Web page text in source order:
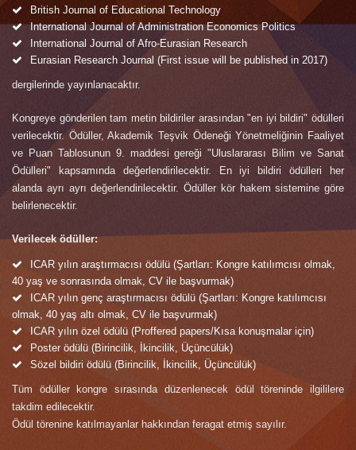
British Journal of Educational Technology
International Journal of Administration Economics Politics
International Journal of Afro-Eurasian Research
Eurasian Research Journal (First issue will be published in 2017)
dergilerinde yayınlanacaktır.
Kongreye gönderilen tam metin bildiriler arasından "en iyi bildiri" ödülleri
verilecektir. Ödüller, Akademik Teşvik Ödeneği Yönetmeliğinin Faaliyet
ve Puan Tablosunun 9. maddesi gereği "Uluslararası Bilim ve Sanat
Ödülleri" kapsamında değerlendirilecektir. En iyi bildiri ödülleri her
alanda ayrı ayrı değerlendirilecektir. Ödüller kör hakem sistemine göre
belirlenecektir.
Verilecek ödüller:
ICAR yılın araştırmacısı ödülü (Şartları: Kongre katılımcısı olmak,
40 yaş ve sonrasında olmak, CV ile başvurmak)
ICAR yılın genç araştırmacısı ödülü (Şartları: Kongre katılımcısı
olmak, 40 yaş altı olmak, CV ile başvurmak)
ICAR yılın özel ödülü (Proffered papers/Kısa konuşmalar için)
Poster ödülü (Birincilik, İkincilik, Üçüncülük)
Sözel bildiri ödülü (Birincilik, İkincilik, Üçüncülük)
Tüm ödüller kongre sırasında düzenlenecek ödül töreninde ilgililere
takdim edilecektir.
Ödül törenine katılmayanlar hakkından feragat etmiş sayılır.